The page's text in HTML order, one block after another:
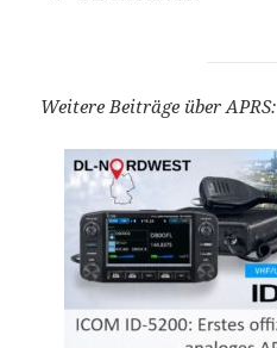
Weitere Beiträge über APRS: